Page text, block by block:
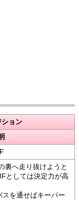
ョン
裏へ走り抜けようと
としては決定力が高
スを通せばキーパー